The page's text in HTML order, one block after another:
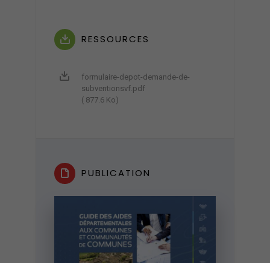
RESSOURCES
formulaire-depot-demande-de-
subventionsvf.pdf
( 877.6 Ko)
PUBLICATION